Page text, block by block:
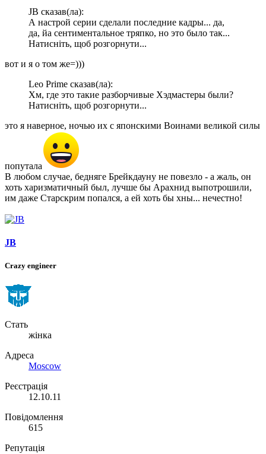
JB сказав(ла):
А настрой серии сделали последние кадры... да,
да, йа сентиментальное тряпко, но это было так...
Натисніть, щоб розгорнути...
вот и я о том же=)))
Leo Prime сказав(ла):
Хм, где это такие разборчивые Хэдмастеры были?
Натисніть, щоб розгорнути...
это я наверное, ночью их с японскими Воинами великой силы
попутала
В любом случае, бедняге Брейкдауну не повезло - а жаль, он
хоть харизматичный был, лучше бы Арахнид выпотрошили,
им даже Старскрим попался, а ей хоть бы хны... нечестно!
JB
Crazy engineer
Стать
жінка
Адреса
Moscow
Реєстрація
12.10.11
Повідомлення
615
Репутація